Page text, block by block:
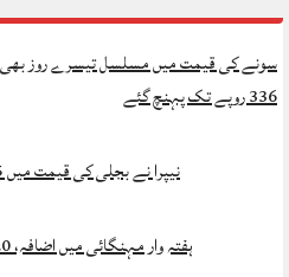
336 روپے تک پہنچ گئے
نیپرا نے بجلی کی قیمت میں 75 پیسے فی یونٹ اضافہ منظور کر لیا
ہفتہ وار مہنگائی میں اضافہ، 20 اشیائے ضروریہ کی قیمتیں بڑھ گئیں